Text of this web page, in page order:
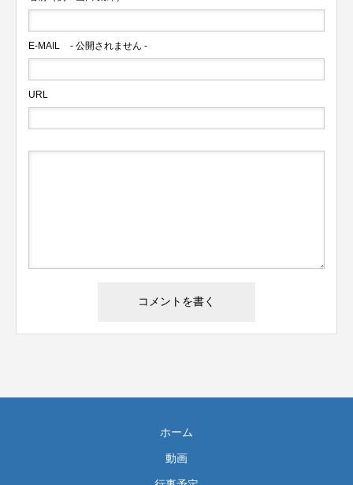
E-MAIL - 公開されません -
URL
ホーム
動画